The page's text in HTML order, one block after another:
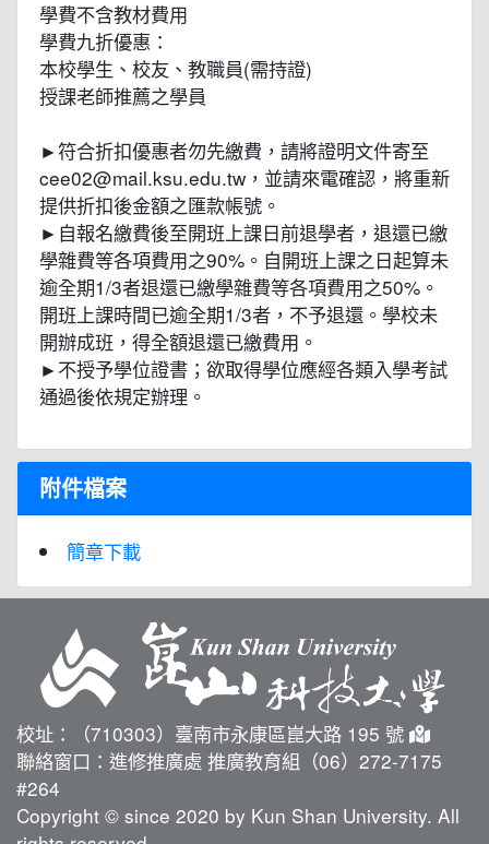
學費不含教材費用
學費九折優惠：
本校學生、校友、教職員(需持證)
授課老師推薦之學員
►符合折扣優惠者勿先繳費，請將證明文件寄至
cee02@mail.ksu.edu.tw，並請來電確認，將重新
提供折扣後金額之匯款帳號。
►自報名繳費後至開班上課日前退學者，退還已繳
學雜費等各項費用之90%。自開班上課之日起算未
逾全期1/3者退還已繳學雜費等各項費用之50%。
開班上課時間已逾全期1/3者，不予退還。學校未
開辦成班，得全額退還已繳費用。
►不授予學位證書；欲取得學位應經各類入學考試
通過後依規定辦理。
附件檔案
簡章下載
校址：（710303）臺南市永康區崑大路 195 號
聯絡窗口：進修推廣處 推廣教育組（06）272-7175
#264
Copyright © since 2020 by Kun Shan University. All